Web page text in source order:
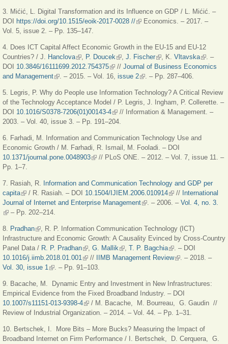
3. Mićić, L. Digital Transformation and its Influence on GDP / L. Mićić. –
DOI
https://doi.org/10.1515/eoik-2017-0028 //(внешняя ссылка)
Economics. – 2017. –
Vol. 5, issue 2. – Pр. 135–147.
4. Does ICT Capital Affect Economic Growth in the EU-15 and EU-12
Countries? / J. Hanclova(внешняя ссылка)
, P. Doucek(внешняя ссылка)
, J. Fischer(внешняя ссылка)
, K. Vltavska(внешняя
ссылка)
. –
DOI 10.3846/16111699.2012.754375(внешняя ссылка)
// Journal of Business Economics
and Management(внешняя ссылка)
. – 2015. – Vol. 16, issue 2(внешняя ссылка)
. – Pp. 287–406.
5. Legris, P. Why do People use Information Technology? A Critical Review
of the Technology Acceptance Model / P. Legris, J. Ingham, P. Collerette. –
DOI 10.1016/S0378-7206(01)00143-4(внешняя ссылка)
// Information & Management. –
2003. – Vol. 40, issue 3. – Pp. 191–204.
6. Farhadi, M. Information and Communication Technology Use and
Economic Growth / M. Farhadi, R. Ismail, M. Fooladi. – DOI
10.1371/journal.pone.0048903(внешняя ссылка)
// PLoS ONE. – 2012. – Vol. 7, issue 11. –
Pp. 1–7.
7. Rasiah, R. Information and Communication Technology and GDP per
capita(внешняя ссылка)
/ R. Rasiah. – DOI 10.1504/IJIEM.2006.010914(внешняя ссылка)
// International
Journal of Internet and Enterprise Management(внешняя ссылка)
. – 2006. – Vol. 4, no. 3.
(внешняя ссылка)
– Pp. 202–214.
8. Pradhan(внешняя ссылка)
, R. P. Information Communication Technology (ICT)
Infrastructure and Economic Growth: A Causality Evinced by Cross-Country
Panel Data / R. P. Pradhan(внешняя ссылка)
, G. Mallik(внешняя ссылка)
, T. P. Bagchia(внешняя ссылка)
. – DOI
10.1016/j.iimb.2018.01.001(внешняя ссылка)
// IIMB Management Review(внешняя
. – 2018. –
Vol. 30, issue 1(внешняя ссылка)
. – Pp. 91–103.
9. Bacache, M. Dynamic Entry and Investment in New Infrastructures:
Empirical Evidence from the Fixed Broadband Industry. – DOI
10.1007/s11151-013-9398-4(внешняя ссылка)
/ M. Bacache, M. Bourreau, G. Gaudin //
Review of Industrial Organization. – 2014. – Vol. 44. – Pp. 1–31.
10. Bertschek, I. More Bits – More Bucks? Measuring the Impact of
Broadband Internet on Firm Performance / I. Bertschek, D. Cerquera, G.